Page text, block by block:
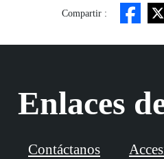
Compartir :
Enlaces
Contáctanos